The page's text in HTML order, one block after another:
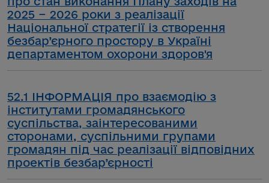
2025 − 2026 роки з реалізації
Національної стратегії із створення
безбар’єрного простору в Україні
департаментом охорони здоров'я
52.1 ІНФОРМАЦІЯ про взаємодію з
інститутами громадянського
суспільства, заінтересованими
сторонами, суспільними групами
громадян під час реалізації відповідних
проектів безбар’єрності